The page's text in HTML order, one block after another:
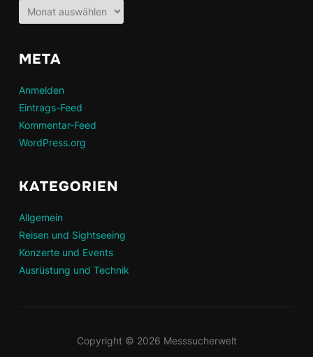
Archiv
META
Anmelden
Eintrags-Feed
Kommentar-Feed
WordPress.org
KATEGORIEN
Allgemein
Reisen und Sightseeing
Konzerte und Events
Ausrüstung und Technik
Copyright © 2026 Messsucherwelt